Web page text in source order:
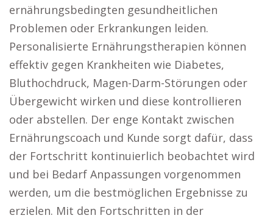
ernährungsbedingten gesundheitlichen
Problemen oder Erkrankungen leiden.
Personalisierte Ernährungstherapien können
effektiv gegen Krankheiten wie Diabetes,
Bluthochdruck, Magen-Darm-Störungen oder
Übergewicht wirken und diese kontrollieren
oder abstellen. Der enge Kontakt zwischen
Ernährungscoach und Kunde sorgt dafür, dass
der Fortschritt kontinuierlich beobachtet wird
und bei Bedarf Anpassungen vorgenommen
werden, um die bestmöglichen Ergebnisse zu
erzielen. Mit den Fortschritten in der